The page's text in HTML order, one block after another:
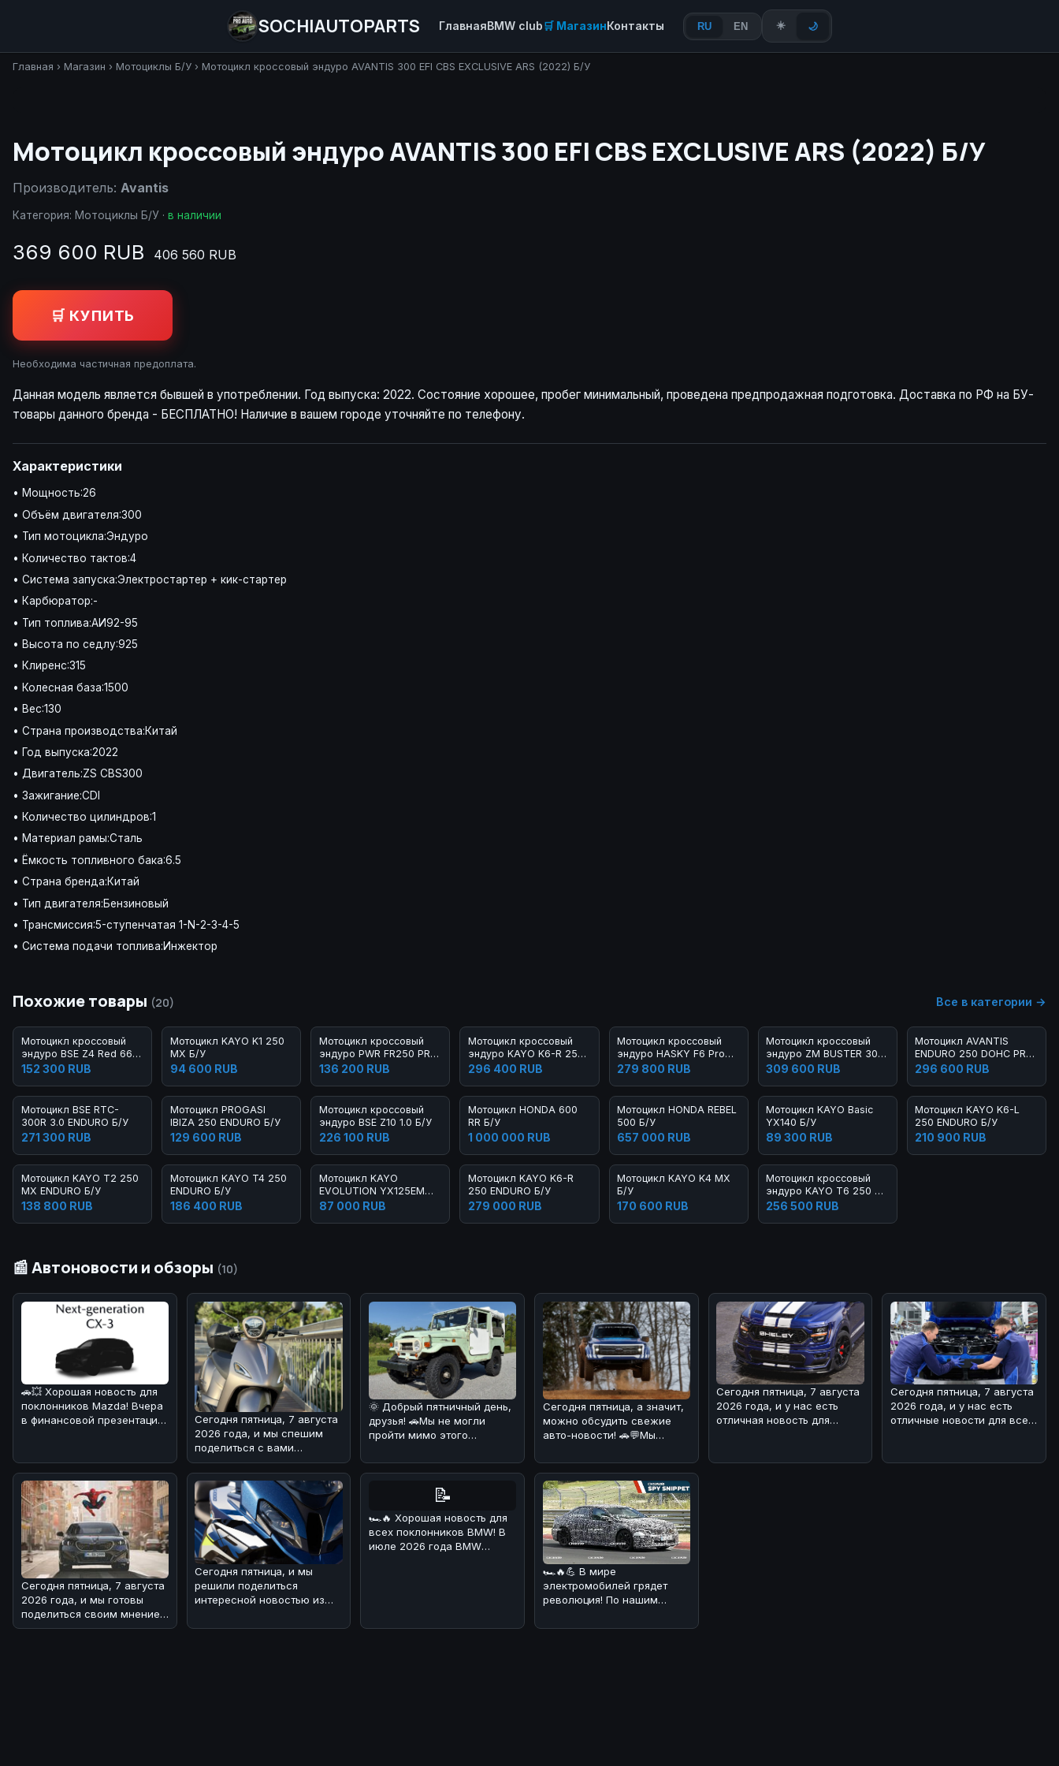
SOCHIAUTOPARTS ГлавнаяBMW club🛒 МагазинКонтакты RU EN ☀️ 🌙
Главная › Магазин › Мотоциклы Б/У › Мотоцикл кроссовый эндуро AVANTIS 300 EFI CBS EXCLUSIVE ARS (2022) Б/У
Мотоцикл кроссовый эндуро AVANTIS 300 EFI CBS EXCLUSIVE ARS (2022) Б/У
Производитель: Avantis
Категория: Мотоциклы Б/У · в наличии
369 600 RUB 406 560 RUB
🛒 КУПИТЬ
Необходима частичная предоплата.
Данная модель является бывшей в употреблении. Год выпуска: 2022. Состояние хорошее, пробег минимальный, проведена предпродажная подготовка. Доставка по РФ на БУ-
товары данного бренда - БЕСПЛАТНО! Наличие в вашем городе уточняйте по телефону.
Характеристики
• Мощность:26
• Объём двигателя:300
• Тип мотоцикла:Эндуро
• Количество тактов:4
• Система запуска:Электростартер + кик-стартер
• Карбюратор:-
• Тип топлива:АИ92-95
• Высота по седлу:925
• Клиренс:315
• Колесная база:1500
• Вес:130
• Страна производства:Китай
• Год выпуска:2022
• Двигатель:ZS CBS300
• Зажигание:CDI
• Количество цилиндров:1
• Материал рамы:Сталь
• Ёмкость топливного бака:6.5
• Страна бренда:Китай
• Тип двигателя:Бензиновый
• Трансмиссия:5-ступенчатая 1-N-2-3-4-5
• Система подачи топлива:Инжектор
Похожие товары (20) Все в категории →
Мотоцикл кроссовый
эндуро BSE Z4 Red 66
2023 Б/У
152 300 RUB
Мотоцикл KAYO K1 250
MX Б/У
94 600 RUB
Мотоцикл кроссовый
эндуро PWR FR250 PRO
Б/У
136 200 RUB
Мотоцикл кроссовый
эндуро KAYO K6-R 250
(NC250SR) FCR 21/18 Б/У
296 400 RUB
Мотоцикл кроссовый
эндуро HASKY F6 Pro
Racing 174NB 300 2023
279 800 RUB
Мотоцикл кроссовый
эндуро ZM BUSTER 300
Б/У
309 600 RUB
Мотоцикл AVANTIS
ENDURO 250 DOHC PRO
CARB FCR EXCLUSIVE
296 600 RUB
Мотоцикл BSE RTC-
300R 3.0 ENDURO Б/У
271 300 RUB
Мотоцикл PROGASI
IBIZA 250 ENDURO Б/У
129 600 RUB
Мотоцикл кроссовый
эндуро BSE Z10 1.0 Б/У
226 100 RUB
Мотоцикл HONDA 600
RR Б/У
1 000 000 RUB
Мотоцикл HONDA REBEL
500 Б/У
657 000 RUB
Мотоцикл KAYO Basic
YX140 Б/У
89 300 RUB
Мотоцикл KAYO K6-L
250 ENDURO Б/У
210 900 RUB
Мотоцикл KAYO T2 250
MX ENDURO Б/У
138 800 RUB
Мотоцикл KAYO T4 250
ENDURO Б/У
186 400 RUB
Мотоцикл KAYO
EVOLUTION YX125EM
PITBIKE Б/У
87 000 RUB
Мотоцикл KAYO K6-R
250 ENDURO Б/У
279 000 RUB
Мотоцикл KAYO K4 MX
Б/У
170 600 RUB
Мотоцикл кроссовый
эндуро KAYO T6 250 Б/
У
256 500 RUB
📰 Автоновости и обзоры (10)
🚗💥 Хорошая новость для
поклонников Mazda! Вчера
в финансовой презентации
Сегодня пятница, 7 августа
2026 года, и мы спешим
поделиться с вами
интересной новостью из
мира двух
🌞 Добрый пятничный день,
друзья! 🚗Мы не могли
пройти мимо этого
Toyota Land
Сегодня пятница, а значит,
можно обсудить свежие
авто-новости! 🚗💬Мы
Ford
Сегодня пятница, 7 августа
2026 года, и у нас есть
отличная новость для
Сегодня пятница, 7 августа
2026 года, и у нас есть
отличные новости для всех
Сегодня пятница, 7 августа
2026 года, и мы готовы
поделиться своим мнением
о свежей BMW-новости! 🏎
Сегодня пятница, и мы
решили поделиться
интересной новостью из
туристическом
📝
🏎🔥 Хорошая новость для
всех поклонников BMW! В
июле 2026 года BMW
🏎🔥💪 В мире
электромобилей грядет
революция! По нашим
аж четыре электриче